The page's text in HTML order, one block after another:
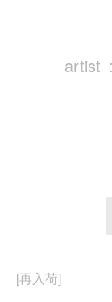
artist
[再入荷]